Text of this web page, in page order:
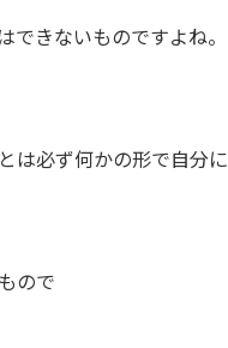
できないものですよね。
は必ず何かの形で自分に
ので